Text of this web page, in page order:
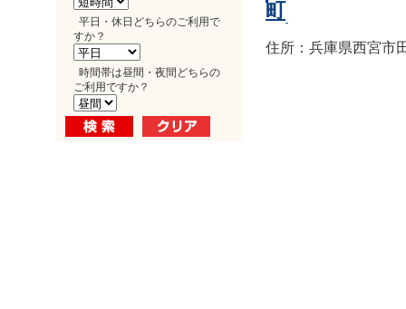
平日・休日どちらのご利用で
すか？
時間帯は昼間・夜間どちらの
ご利用ですか？
町
住所：兵庫県西宮市